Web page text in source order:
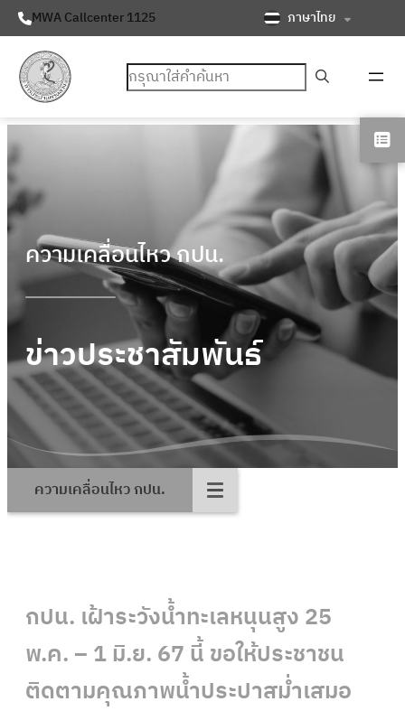
MWA Callcenter 1125 ภาษาไทย
ค้นหา
ความเคลื่อนไหว กปน.
ข่าวประชาสัมพันธ์
ความเคลื่อนไหว กปน.
กปน. เฝ้าระวังน้ำทะเลหนุนสูง 25
พ.ค. – 1 มิ.ย. 67 นี้ ขอให้ประชาชน
ติดตามคุณภาพน้ำประปาสม่ำเสมอ